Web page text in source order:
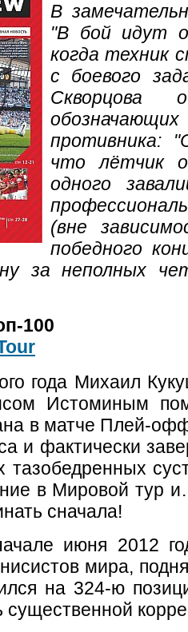
В
"В бой идут
когда техник
с боевого
Скворцова
противника:
что лётчик
одного
(вне
победного
за неполных
100
года Михаил
Истоминым
в матче Плей-
и фактически
в Мировой тур
сначала!
июня 2012
мира,
на 324-ю
существенной